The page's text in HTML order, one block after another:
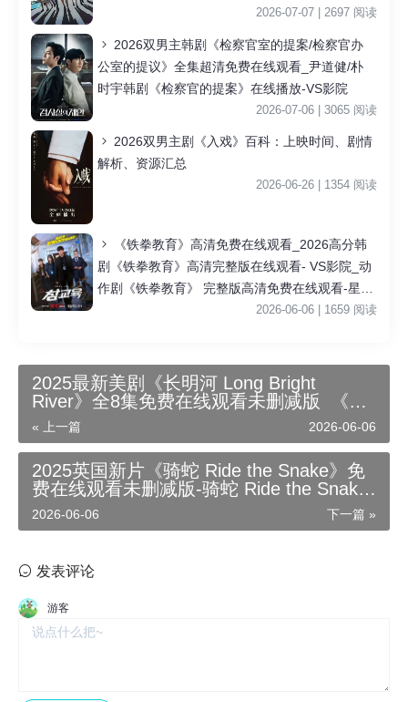
2026-07-07 | 2697 阅读
2026双男主韩剧《检察官室的提案/检察官办
公室的提议》全集超清免费在线观看_尹道健/朴
时宇韩剧《检察官的提案》在线播放-VS影院
2026-07-06 | 3065 阅读
2026双男主剧《入戏》百科：上映时间、剧情
解析、资源汇总
2026-06-26 | 1354 阅读
《铁拳教育》高清免费在线观看_2026高分韩
剧《铁拳教育》高清完整版在线观看- VS影院_动
作剧《铁拳教育》 完整版高清免费在线观看-星空
影院李星民主演《铁拳教育》无广告_VS影视
2026-06-06 | 1659 阅读
2025最新美剧《长明河 Long Bright
River》全8集免费在线观看未删减版_《长
明河》详情简介_长明河在线播放-不卡影院
_高清影视资源免费下载
« 上一篇 2026-06-06
2025英国新片《骑蛇 Ride the Snake》免
费在线观看未删减版-骑蛇 Ride the Snake
在线观看_详情简介-内嵌中字高清影视迅雷
百度云夸克资源下载
下一篇 »
2026-06-06
发表评论
游客